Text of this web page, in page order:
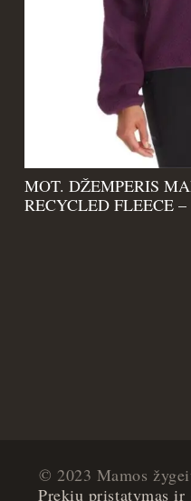
MOT. DŽEMPERIS
RECYCLED FLEECE
© 2023 Mamos
Prekių pristatymas ir